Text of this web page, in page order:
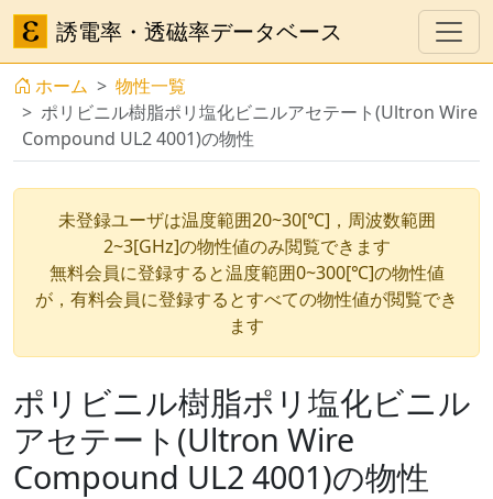
誘電率・透磁率データベース
ホーム
物性一覧
ポリビニル樹脂ポリ塩化ビニルアセテート(Ultron Wire
Compound UL2 4001)の物性
未登録ユーザは温度範囲20~30[℃]，周波数範囲
2~3[GHz]の物性値のみ閲覧できます
無料会員に登録すると温度範囲0~300[℃]の物性値
が，有料会員に登録するとすべての物性値が閲覧でき
ます
ポリビニル樹脂ポリ塩化ビニル
アセテート(Ultron Wire
Compound UL2 4001)の物性